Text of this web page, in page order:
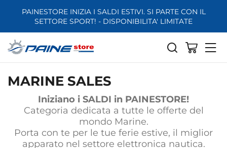
PAINESTORE INIZIA I SALDI ESTIVI. SI PARTE CON IL
SETTORE SPORT! - DISPONIBILITA' LIMITATE
MARINE SALES
Iniziano i SALDI in PAINESTORE!
Categoria dedicata a tutte le offerte del
mondo Marine.
Porta con te per le tue ferie estive, il miglior
apparato nel settore elettronica nautica.